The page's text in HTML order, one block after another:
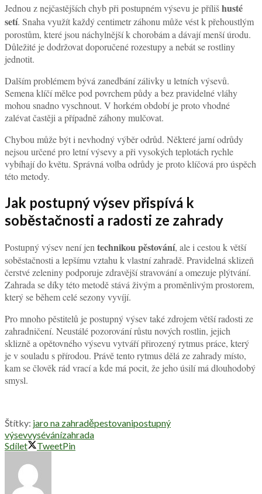
Jednou z nejčastějších chyb při postupném výsevu je přílišhusté
setí. Snaha využít každý centimetr záhonu může vést k přehoustlým
porostům, které jsou náchylnější k chorobám a dávají menší úrodu.
Důležité je dodržovat doporučené rozestupy a nebát se rostliny
jednotit.
Dalším problémem bývá zanedbání zálivky u letních výsevů.
Semena klíčí mělce pod povrchem půdy a bez pravidelné vláhy
mohou snadno vyschnout. V horkém období je proto vhodné
zalévat častěji a případně záhony mulčovat.
Chybou může být i nevhodný výběr odrůd. Některé jarní odrůdy
nejsou určené pro letní výsevy a při vysokých teplotách rychle
vybíhají do květu. Správná volba odrůdy je proto klíčová pro úspěch
této metody.
Jak postupný výsev přispívá k
soběstačnosti a radosti ze zahrady
Postupný výsev není jentechnikou pěstování, ale i cestou k větší
soběstačnosti a lepšímu vztahu k vlastní zahradě. Pravidelná sklizeň
čerstvé zeleniny podporuje zdravější stravování a omezuje plýtvání.
Zahrada se díky této metodě stává živým a proměnlivým prostorem,
který se během celé sezony vyvíjí.
Pro mnoho pěstitelů je postupný výsev také zdrojem větší radosti ze
zahradničení. Neustálé pozorování růstu nových rostlin, jejich
sklizně a opětovného výsevu vytváří přirozený rytmus práce, který
je v souladu s přírodou. Právě tento rytmus dělá ze zahrady místo,
kam se člověk rád vrací a kde má pocit, že jeho úsilí má dlouhodobý
smysl.
Štítky: jaro na zahraděpestovanipostupný
výsevvysévánízahrada
Sdílet
TweetPin